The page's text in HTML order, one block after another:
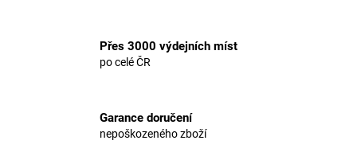
Přes 3000 výdejních míst
po celé ČR
Garance doručení
nepoškozeného zboží